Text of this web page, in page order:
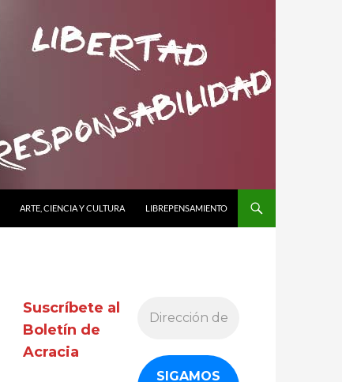
ARTE, CIENCIA Y CULTURA LIBREPENSAMIENTO
Suscríbete al
Boletín de
Acracia